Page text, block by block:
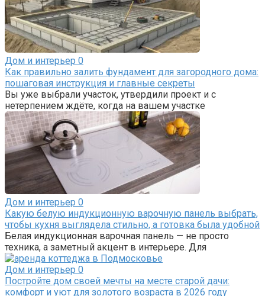
Дом и интерьер 0
Как правильно залить фундамент для загородного дома:
пошаговая инструкция и главные секреты
Вы уже выбрали участок, утвердили проект и с
нетерпением ждёте, когда на вашем участке
Дом и интерьер 0
Какую белую индукционную варочную панель выбрать,
чтобы кухня выглядела стильно, а готовка была удобной
Белая индукционная варочная панель — не просто
техника, а заметный акцент в интерьере. Для
Дом и интерьер 0
Постройте дом своей мечты на месте старой дачи:
комфорт и уют для золотого возраста в 2026 году